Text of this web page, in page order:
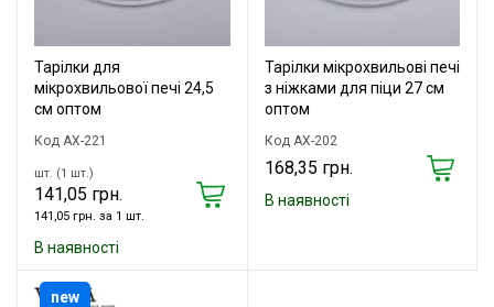
Тарілки для
мікрохвильової печі 24,5
см оптом
Код AX-221
шт. (1 шт.)
141,05 грн.
141,05 грн. за 1 шт.
В наявності
Тарілки мікрохвильові печі
з ніжками для піци 27 см
оптом
Код АХ-202
168,35 грн.
В наявності
new